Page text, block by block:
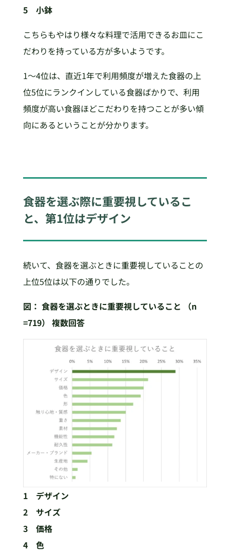
5 小鉢
こちらもやはり様々な料理で活用できるお皿にこ
だわりを持っている方が多いようです。
1～4位は、直近1年で利用頻度が増えた食器の上
位5位にランクインしている食器ばかりで、利用
頻度が高い食器ほどこだわりを持つことが多い傾
向にあるということが分かります。
食器を選ぶ際に重要視しているこ
と、第1位はデザイン
続いて、食器を選ぶときに重要視していることの
上位5位は以下の通りでした。
図： 食器を選ぶときに重要視していること （n
=719） 複数回答
1 デザイン
2 サイズ
3 価格
4 色